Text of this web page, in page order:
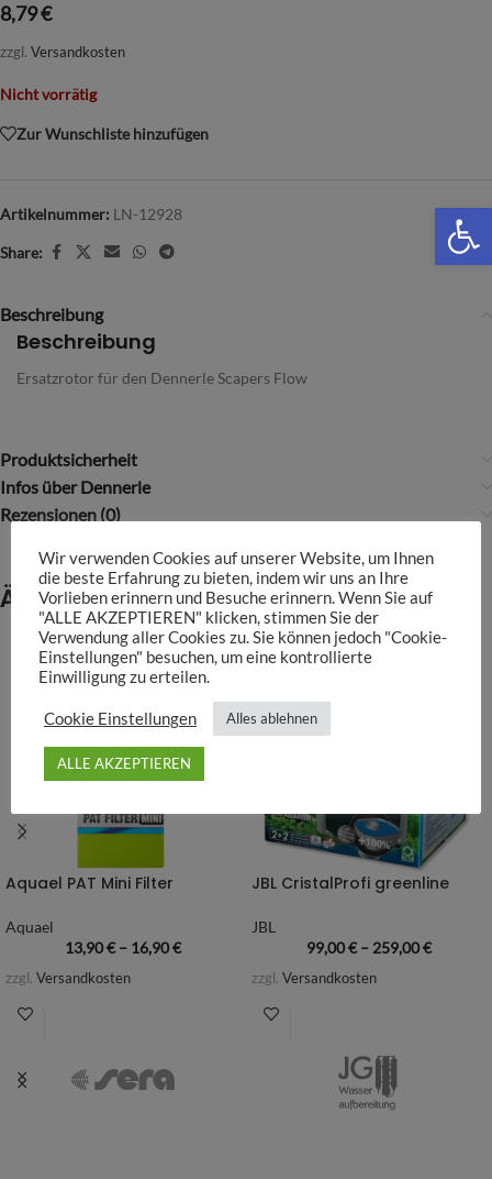
8,79€
zzgl. Versandkosten
Nicht vorrätig
Zur Wunschliste hinzufügen
Artikelnummer: LN-12928
Share:
Beschreibung
Beschreibung
Ersatzrotor für den Dennerle Scapers Flow
Produktsicherheit
Infos über Dennerle
Rezensionen (0)
Ähnliche Produkte
Aquael PAT Mini Filter
Aquael
13,90€– 16,90€
zzgl. Versandkosten
JBL CristalProfi greenline
JBL
99,00€– 259,00€
zzgl. Versandkosten
Wir verwenden Cookies auf unserer Website, um Ihnen
die beste Erfahrung zu bieten, indem wir uns an Ihre
Vorlieben erinnern und Besuche erinnern. Wenn Sie auf
"ALLE AKZEPTIEREN" klicken, stimmen Sie der
Verwendung aller Cookies zu. Sie können jedoch "Cookie-
Einstellungen" besuchen, um eine kontrollierte
Einwilligung zu erteilen.
Cookie Einstellungen Alles ablehnen
ALLE AKZEPTIEREN